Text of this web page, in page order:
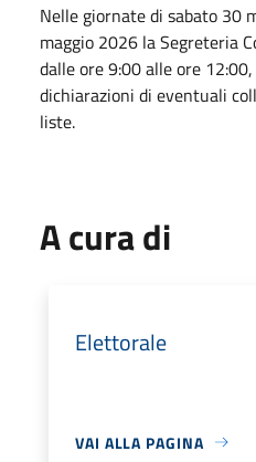
Nelle giornate di sabato 30
maggio 2026 la Segreteria
dalle ore 9:00 alle ore
dichiarazioni di eventuali
liste.
A cura di
Elettorale
VAI ALLA PAGINA